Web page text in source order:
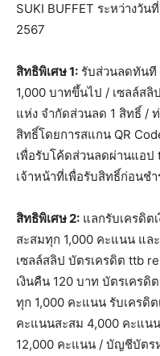
SUKI BUFFET ระหว่างวั
2567
สิทธิพิเศษ1: รับส่วนลดทันที
1,000 บาทขึ้นไป / เซลล์สลิ
แห่ง จำกัดส่วนลด 1 สิทธิ์ /
สิทธิ์โดยการสแกน QR
เพื่อรับโค้ดส่วนลดผ่านแอ
เจ้าหน้าที่เพื่อรับสิทธิ์ก่อนช
สิทธิพิเศษ2: แลกรับเครดิต
สะสมทุก 1,000 คะแนน แล
เซลล์สลิป บัตรเครดิต ttb
เงินคืน 120 บาท บัตรเคร
ทุก 1,000 คะแนน รับเครดิ
คะแนนสะสม 4,000 คะแน
12,000 คะแนน / บัญชีบัตร